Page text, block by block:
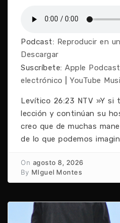
Podcast: Reproducir en
Descargar
Suscríbete: Apple
electrónico
YouTube
Levítico 26:23 NTV »Y si
lección y continúan su
creo que de muchas
de lo que podemos
On agosto 8, 2026
By MIguel Montes